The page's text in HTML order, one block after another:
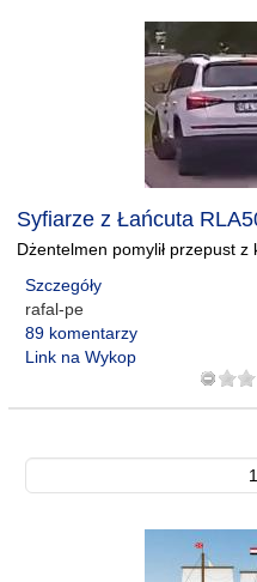
Syfiarze z Łańcuta
Dżentelmen pomylił przepust z
Szczegóły
rafal-pe
89 komentarzy
Link na Wykop